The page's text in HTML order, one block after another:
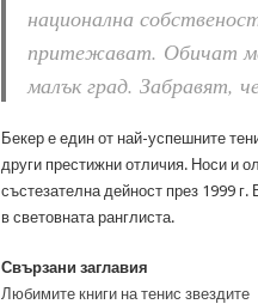
национална
притежават. Обичат
малък град. Забравят,
Бекер е един от най-успешните
други престижни отличия. Носи и
състезателна дейност през 1999
в световната ранглиста.
Свързани заглавия
Любимите книги на тенис звездите